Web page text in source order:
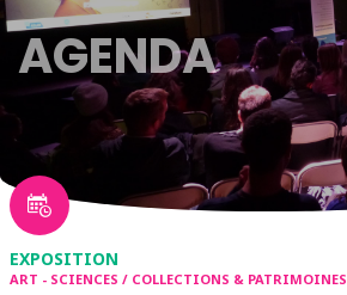
AGENDA
EXPOSITION
ART - SCIENCES / COLLECTIONS & PATRIMOINES